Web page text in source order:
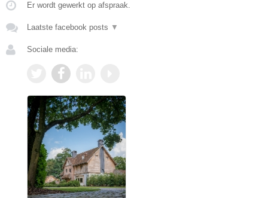
Er wordt gewerkt op afspraak.
Laatste facebook posts ▼
Sociale media: